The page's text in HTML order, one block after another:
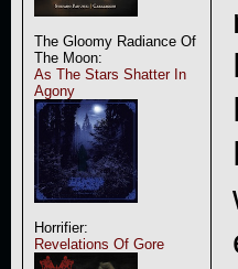
The Gloomy Radiance Of
The Moon:
As The Stars Shatter In
Agony
Horrifier:
Revelations Of Gore